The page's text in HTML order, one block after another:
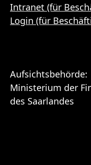
Intranet (für
Login (für
Aufsichtsbehörde:
Ministerium der
des Saarlandes